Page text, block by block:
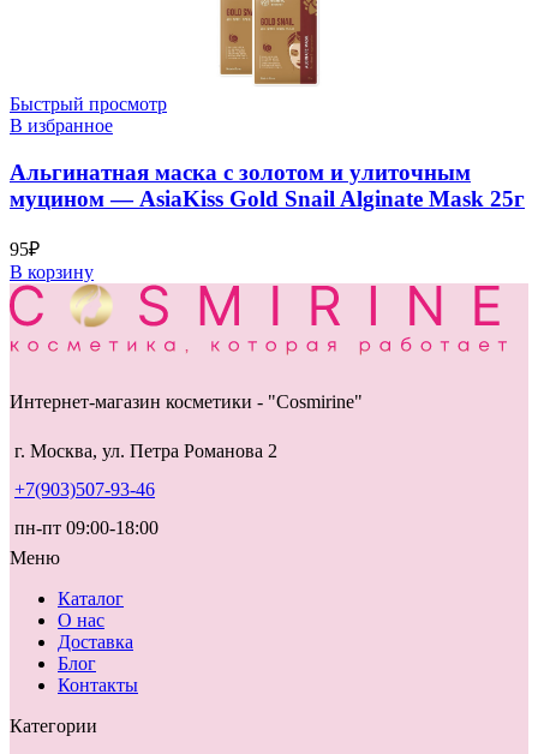
Быстрый просмотр
В избранное
Альгинатная маска с золотом и улиточным
муцином — AsiaKiss Gold Snail Alginate Mask 25г
95₽
В корзину
Интернет-магазин косметики - "Cosmirine"
г. Москва, ул. Петра Романова 2
+7(903)507-93-46
пн-пт 09:00-18:00
Меню
Каталог
О нас
Доставка
Блог
Контакты
Категории